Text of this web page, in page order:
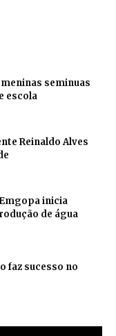
seminuas
escola
Reinaldo Alves
inicia
de água
faz sucesso no